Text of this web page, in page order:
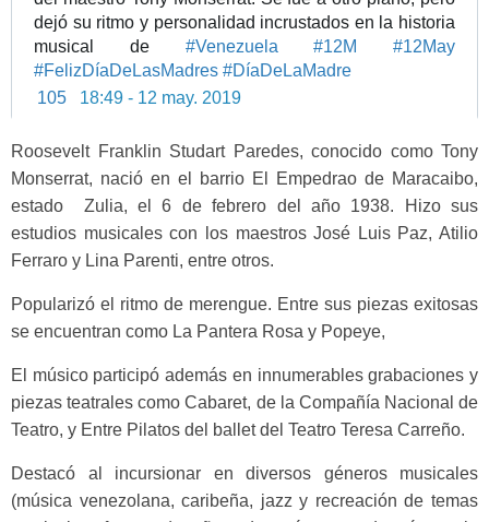
dejó su ritmo y personalidad incrustados en la historia
musical de #Venezuela #12M #12May
#FelizDíaDeLasMadres #DíaDeLaMadre
105
18:49 - 12 may. 2019
Roosevelt Franklin Studart Paredes, conocido como Tony
Monserrat, nació en el barrio El Empedrao de Maracaibo,
estado Zulia, el 6 de febrero del año 1938. Hizo sus
estudios musicales con los maestros José Luis Paz, Atilio
Ferraro y Lina Parenti, entre otros.
Popularizó el ritmo de merengue. Entre sus piezas exitosas
se encuentran como La Pantera Rosa y Popeye,
El músico participó además en innumerables grabaciones y
piezas teatrales como Cabaret, de la Compañía Nacional de
Teatro, y Entre Pilatos del ballet del Teatro Teresa Carreño.
Destacó al incursionar en diversos géneros musicales
(música venezolana, caribeña, jazz y recreación de temas